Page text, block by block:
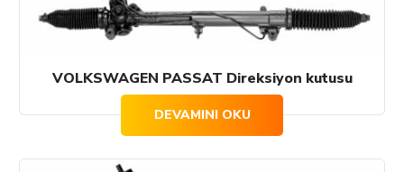
VOLKSWAGEN PASSAT Direksiyon kutusu
DEVAMINI OKU